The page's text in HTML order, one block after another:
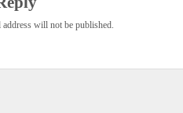
address will not be published.